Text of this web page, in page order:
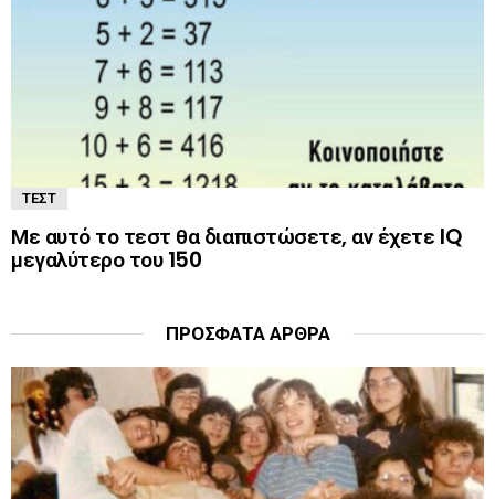
ΤΕΣΤ
Με αυτό το τεστ θα διαπιστώσετε, αν έχετε IQ
μεγαλύτερο του 150
ΠΡΌΣΦΑΤΑ ΆΡΘΡΑ